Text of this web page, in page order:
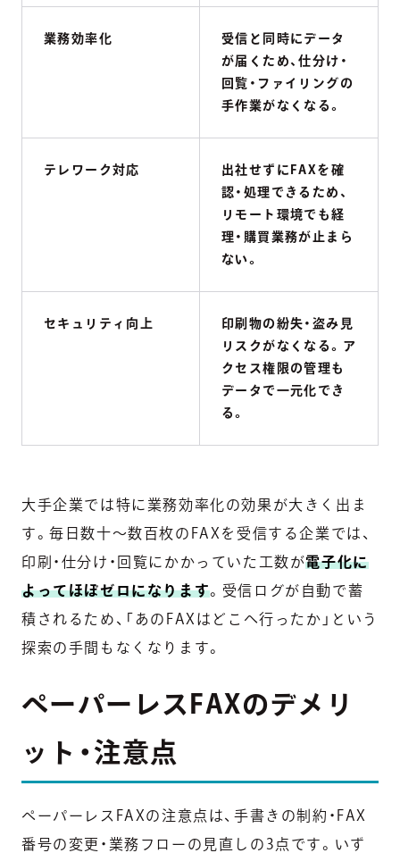
業務効率化
受信と同時にデータ
が届くため、仕分け・
回覧・ファイリングの
手作業がなくなる。
テレワーク対応
出社せずにFAXを確
認・処理できるため、
リモート環境でも経
理・購買業務が止まら
ない。
セキュリティ向上
印刷物の紛失・盗み見
リスクがなくなる。ア
クセス権限の管理も
データで一元化でき
る。
大手企業では特に業務効率化の効果が大きく出ま
す。毎日数十〜数百枚のFAXを受信する企業では、
印刷・仕分け・回覧にかかっていた工数が電子化に
よってほぼゼロになります。受信ログが自動で蓄
積されるため、「あのFAXはどこへ行ったか」という
探索の手間もなくなります。
ペーパーレスFAXのデメリ
ット・注意点
ペーパーレスFAXの注意点は、手書きの制約・FAX
番号の変更・業務フローの見直しの3点です。いず